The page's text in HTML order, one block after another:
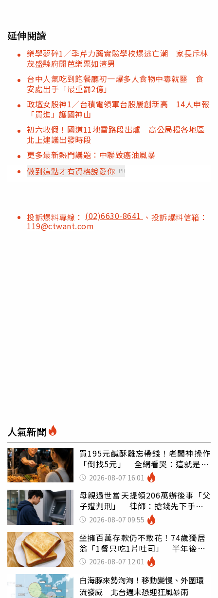
延伸閱讀
樂學夢碎1／季芹力薦實驗學校爆逃亡潮 家長斥林
茂盛縣府開芭樂票如渣男
台中人氣吃到飽餐廳初一爆多人食物中毒就醫 食
安處出手「最重罰2億」
政壇女股神1／台積電領軍台股屢創新高 14人申報
「買進」護國神山
初六收假！國道11地雷路段出爐 高公局揭各地區
北上建議出發時段
更多最新熱門議題：中聯致癌油風暴
做到這點才有資格說愛你 PR
投訴爆料專線： (02)6630-8641 、投訴爆料信箱：
119@ctwant.com
人氣新聞
買195元鹹酥雞忘帶錢！老闆神操作
「倒找5元」 全網看哭：這就是台
灣 2026-08-07 16:01
母親過世當天提領206萬辦後事「父
子遭判刑」 律師：搶錢先下手是
罪 2026-08-07 09:55
坐擁百萬存款仍不敢花！74歲獨居
翁「1餐只吃1片吐司」 半年後暴
瘦嚇壞女兒
2026-08-07 12:01
白海豚來勢洶洶！移動變慢、外圍環
流發威 北台週末恐迎狂風暴雨